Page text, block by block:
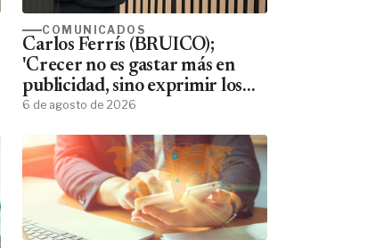
COMUNICADOS
Carlos Ferrís (BRUICO);
'Crecer no es gastar más en
publicidad, sino exprimir los
datos que ya tienes'
6 de agosto de 2026